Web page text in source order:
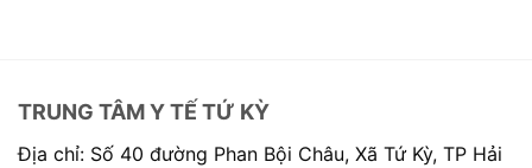
TRUNG TÂM Y TẾ TỨ KỲ
Địa chỉ: Số 40 đường Phan Bội Châu, Xã Tứ Kỳ, TP Hải